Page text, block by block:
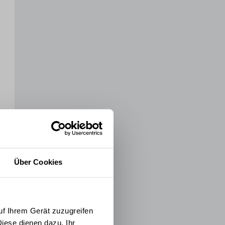
Über Cookies
Ihrem Gerät zuzugreifen
dienen dazu, Ihr